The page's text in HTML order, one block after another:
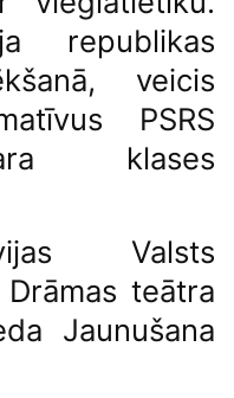
republikas
veicis
PSRS
klases
Valsts
teātra
Jaunušana